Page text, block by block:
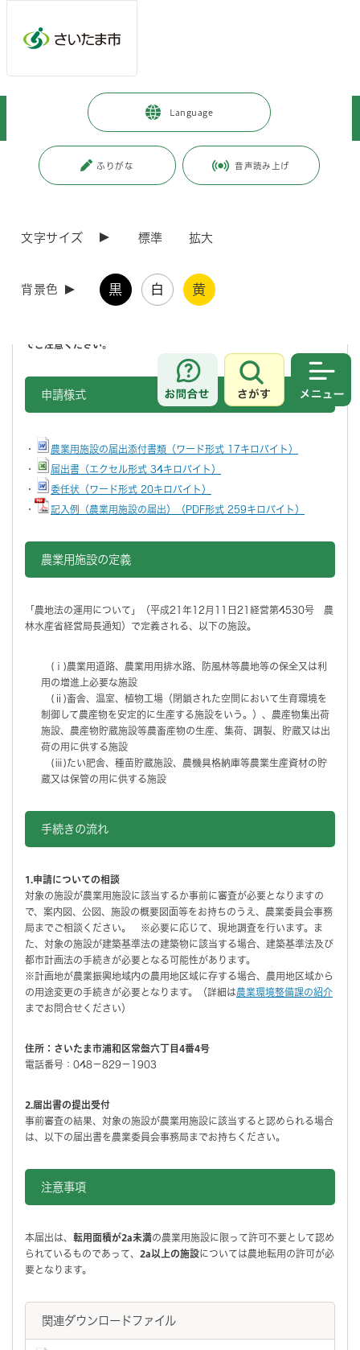
Language
ふりがな 音声読み上げ
文字サイズ 標準 拡大
背景色 黒 白 黄
お問合せ
さがす
事業者向けの情報 > 環境・産業・企業立地
農業用施設（2a未満）の届出について
更新日付：2026年2月18日 / ページ番号：C066975
農地を農地以外のものへ転用する場合には、農地法に基づく許可又は届
2a（200平方メートル）未満の物に限る）を設置する場合は、農業委
員会への届出制度があります。
でご注意ください。
申請様式
・ 農業用施設の届出添付書類（ワード形式 17キロバイト）
・ 届出書（エクセル形式 34キロバイト）
・ 委任状（ワード形式 20キロバイト）
・ 記入例（農業用施設の届出）（PDF形式 259キロバイト）
農業用施設の定義
「農地法の運用について」（平成21年12月11日21経営第4530号 農
林水産省経営局長通知）で定義される、以下の施設。
(ⅰ)農業用道路、農業用用排水路、防風林等農地等の保全又は利
用の増進上必要な施設
(ⅱ)畜舎、温室、植物工場（閉鎖された空間において生育環境を
制御して農産物を安定的に生産する施設をいう。）、農産物集出荷
施設、農産物貯蔵施設等農畜産物の生産、集荷、調製、貯蔵又は出
荷の用に供する施設
(ⅲ)たい肥舎、種苗貯蔵施設、農機具格納庫等農業生産資材の貯
蔵又は保管の用に供する施設
手続きの流れ
1.申請についての相談
対象の施設が農業用施設に該当するか事前に審査が必要となりますの
で、案内図、公図、施設の概要図面等をお持ちのうえ、農業委員会事務
局までご相談ください。 ※必要に応じて、現地調査を行います。ま
た、対象の施設が建築基準法の建築物に該当する場合、建築基準法及び
都市計画法の手続きが必要となる可能性があります。
※計画地が農業振興地域内の農用地区域に存する場合、農用地区域から
の用途変更の手続きが必要となります。（詳細は農業環境整備課の紹介
までお問合せください）
住所：さいたま市浦和区常盤六丁目4番4号
電話番号：048－829－1903
2.届出書の提出受付
事前審査の結果、対象の施設が農業用施設に該当すると認められる場合
は、以下の届出書を農業委員会事務局までお持ちください。
注意事項
本届出は、 転用面積が2a未満の農業用施設に限って許可不要として認め
られているものであって、 2a以上の施設については農地転用の許可が必
要となります。
関連ダウンロードファイル